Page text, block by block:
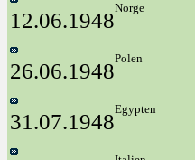
12.06.1948
Norge
26.06.1948
Polen
31.07.1948
Egypten